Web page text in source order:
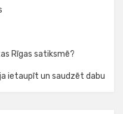
Rīgas satiksmē?
ietaupīt un saudzēt dabu